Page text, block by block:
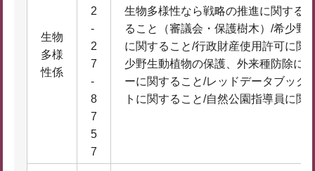
生物
多様
性係
2
-
2
7
-
8
7
5
7
生物多様性なら戦略の推進に関する
ること（審議会・保護樹木）/希少野
に関すること/行政財産使用許可に関
少野生動植物の保護、外来種防除に
ーに関すること/レッドデータブック
トに関すること/自然公園指導員に関